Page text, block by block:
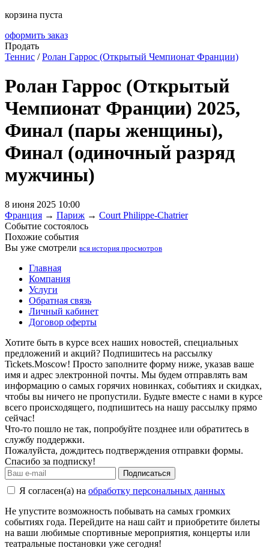
корзина пуста
оформить заказ
Продать
Теннис /Ролан Гаррос (Открытый Чемпионат Франции)
Ролан Гаррос (Открытый
Чемпионат Франции) 2025,
Финал (пары женщины),
Финал (одиночный разряд
мужчины)
8 июня 2025 10:00
Франция → Париж → Court Philippe-Chatrier
Событие состоялось
Похожие события
Вы уже смотрели вся история просмотров
Главная
Компания
Услуги
Обратная связь
Личный кабинет
Договор оферты
Хотите быть в курсе всех наших новостей, специальных
предложений и акций? Подпишитесь на рассылку
Tickets.Moscow! Просто заполните форму ниже, указав ваше
имя и адрес электронной почты. Мы будем отправлять вам
информацию о самых горячих новинках, событиях и скидках,
чтобы вы ничего не пропустили. Будьте вместе с нами в курсе
всего происходящего, подпишитесь на нашу рассылку прямо
сейчас!
Что-то пошло не так, попробуйте позднее или обратитесь в
службу поддержки.
Пожалуйста, дождитесь подтверждения отправки формы.
Спасибо за подписку!
Подписаться
Я согласен(а) на обработку персональных данных
Не упустите возможность побывать на самых громких
событиях года. Перейдите на наш сайт и приобретите билеты
на ваши любимые спортивные мероприятия, концерты или
театральные постановки уже сегодня!